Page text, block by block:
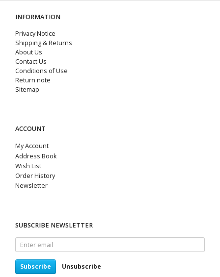
INFORMATION
Privacy Notice
Shipping & Returns
About Us
Contact Us
Conditions of Use
Return note
Sitemap
ACCOUNT
My Account
Address Book
Wish List
Order History
Newsletter
SUBSCRIBE NEWSLETTER
Enter
email
Subscribe Unsubscribe